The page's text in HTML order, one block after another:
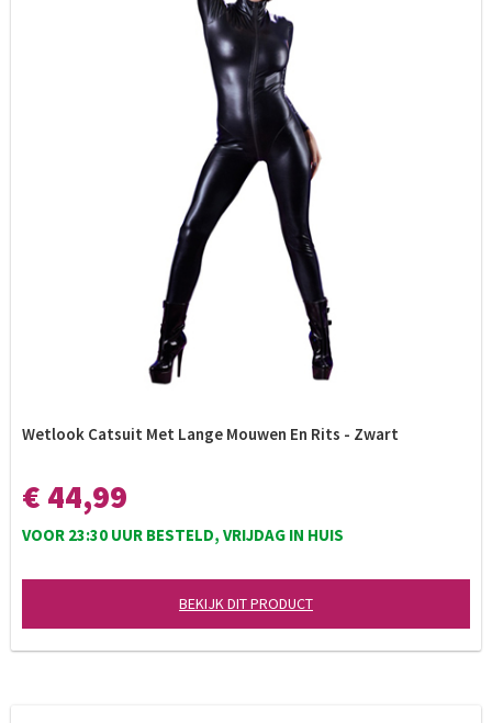
Wetlook Catsuit Met Lange Mouwen En Rits - Zwart
€ 44,99
VOOR 23:30 UUR BESTELD, VRIJDAG IN HUIS
BEKIJK DIT PRODUCT